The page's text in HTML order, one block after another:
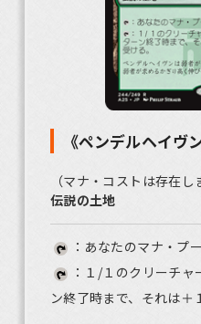
《ペンデルヘイヴ
（マナ・コストは存在し
伝説の土地
：あなたのマナ・プ
：１/１のクリーチ
ン終了時まで、それは＋